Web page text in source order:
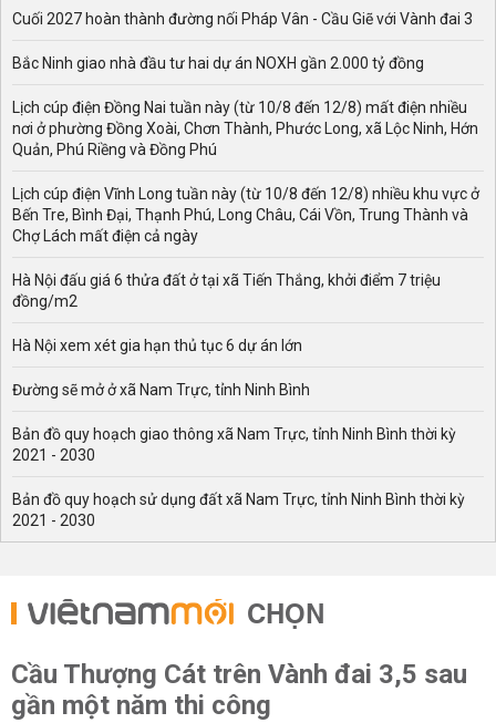
Cuối 2027 hoàn thành đường nối Pháp Vân - Cầu Giẽ với Vành đai 3
Bắc Ninh giao nhà đầu tư hai dự án NOXH gần 2.000 tỷ đồng
Lịch cúp điện Đồng Nai tuần này (từ 10/8 đến 12/8) mất điện nhiều
nơi ở phường Đồng Xoài, Chơn Thành, Phước Long, xã Lộc Ninh, Hớn
Quản, Phú Riềng và Đồng Phú
Lịch cúp điện Vĩnh Long tuần này (từ 10/8 đến 12/8) nhiều khu vực ở
Bến Tre, Bình Đại, Thạnh Phú, Long Châu, Cái Vồn, Trung Thành và
Chợ Lách mất điện cả ngày
Hà Nội đấu giá 6 thửa đất ở tại xã Tiến Thắng, khởi điểm 7 triệu
đồng/m2
Hà Nội xem xét gia hạn thủ tục 6 dự án lớn
Đường sẽ mở ở xã Nam Trực, tỉnh Ninh Bình
Bản đồ quy hoạch giao thông xã Nam Trực, tỉnh Ninh Bình thời kỳ
2021 - 2030
Bản đồ quy hoạch sử dụng đất xã Nam Trực, tỉnh Ninh Bình thời kỳ
2021 - 2030
CHỌN
Cầu Thượng Cát trên Vành đai 3,5 sau
gần một năm thi công